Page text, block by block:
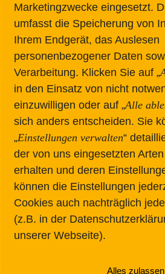
Marketingzwecke eingesetzt.
umfasst die Speicherung von
Ihrem Endgerät, das Auslesen
personenbezogener Daten
Verarbeitung. Klicken Sie auf „
in den Einsatz von nicht
einzuwilligen oder auf „Alle
sich anders entscheiden. Sie
„Einstellungen verwalten“
der von uns eingesetzten
erhalten und deren
können die Einstellungen
Cookies auch nachträglich
(z.B. in der
unserer Webseite).
Alles zulassen